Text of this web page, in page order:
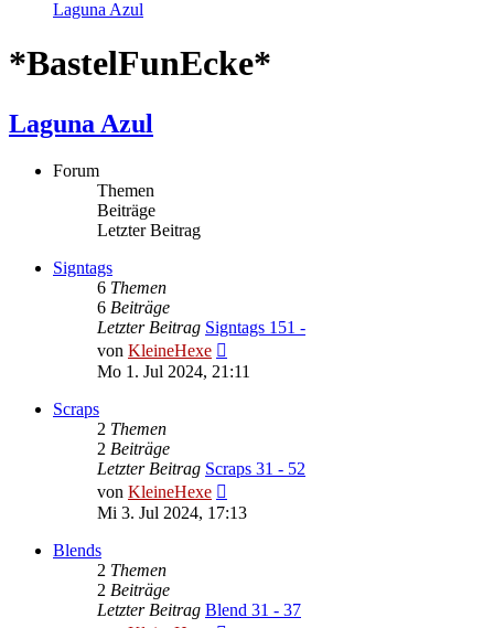
Laguna Azul
*BastelFunEcke*
Laguna Azul
Forum
Themen
Beiträge
Letzter Beitrag
Signtags
6 Themen
6 Beiträge
Letzter Beitrag Signtags 151 -
von KleineHexe
Beitrag
Mo 1. Jul 2024, 21:11
Scraps
2 Themen
2 Beiträge
Letzter Beitrag Scraps 31 - 52
von KleineHexe
Beitrag
Mi 3. Jul 2024, 17:13
Blends
2 Themen
2 Beiträge
Letzter Beitrag Blend 31 - 37